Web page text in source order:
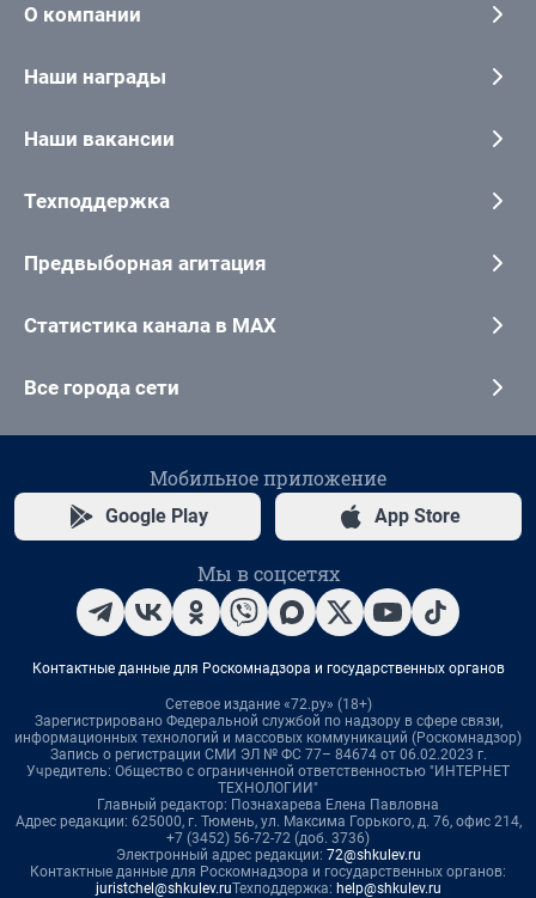
О компании
Наши награды
Наши вакансии
Техподдержка
Предвыборная агитация
Статистика канала в MAX
Все города сети
Мобильное приложение
Google Play App Store
Мы в соцсетях
Контактные данные для Роскомнадзора и государственных органов
Сетевое издание «72.ру» (18+)
Зарегистрировано Федеральной службой по надзору в сфере связи,
информационных технологий и массовых коммуникаций (Роскомнадзор)
Запись о регистрации СМИ ЭЛ № ФС 77– 84674 от 06.02.2023 г.
Учредитель: Общество с ограниченной ответственностью "ИНТЕРНЕТ
ТЕХНОЛОГИИ"
Главный редактор: Познахарева Елена Павловна
Адрес редакции: 625000, г. Тюмень, ул. Максима Горького, д. 76, офис 214,
+7 (3452) 56-72-72 (доб. 3736)
Электронный адрес редакции: 72@shkulev.ru
Контактные данные для Роскомнадзора и государственных органов:
juristchel@shkulev.ruТехподдержка: help@shkulev.ru